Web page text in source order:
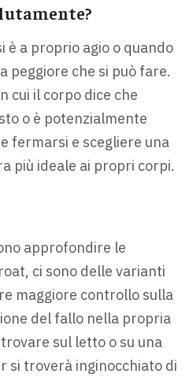
è a proprio agio o quando
peggiore che si può fare.
cui il corpo dice che
o è potenzialmente
fermarsi e scegliere una
più ideale ai propri corpi.
approfondire le
ci sono delle varianti
maggiore controllo sulla
del fallo nella propria
trovare sul letto o su una
si troverà inginocchiato di